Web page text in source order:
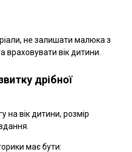
не залишати малюка з
враховувати вік дитини.
дрібної
на вік дитини, розмір
має бути: